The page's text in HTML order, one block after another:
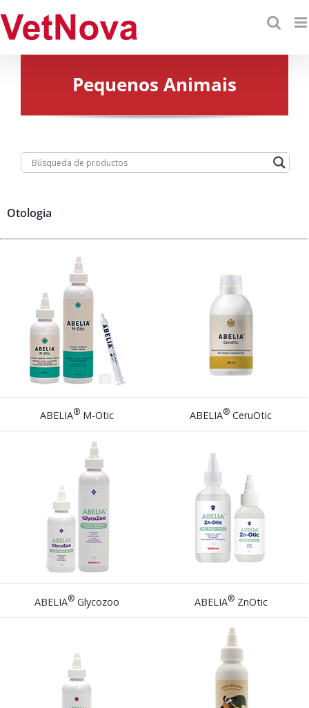
to
content
Pequenos Animais
Otologia
ABELIA® M-Otic ABELIA® CeruOtic
ABELIA® Glycozoo ABELIA®ZnOtic